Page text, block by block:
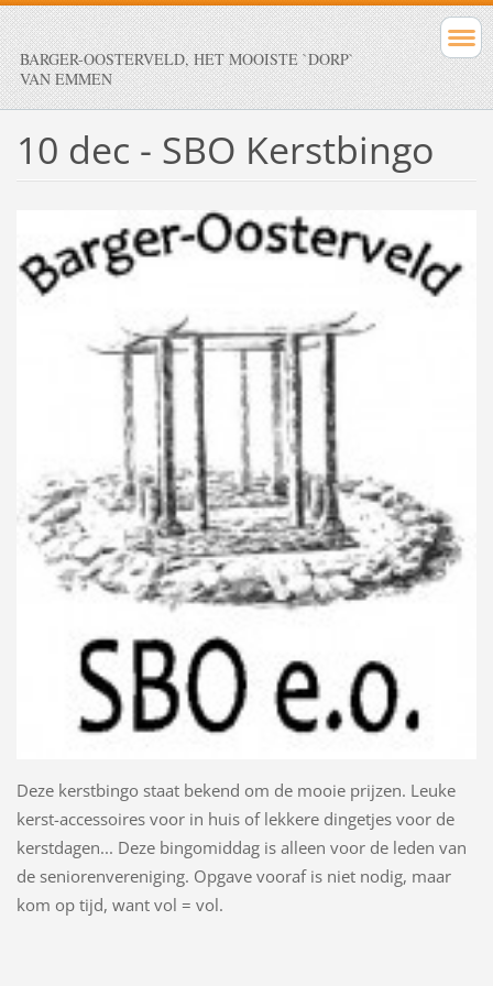
BARGER-OOSTERVELD, HET MOOISTE `DORP`
VAN EMMEN
10 dec - SBO Kerstbingo
Deze kerstbingo staat bekend om de mooie prijzen. Leuke
kerst-accessoires voor in huis of lekkere dingetjes voor de
kerstdagen... Deze bingomiddag is alleen voor de leden van
de seniorenvereniging. Opgave vooraf is niet nodig, maar
kom op tijd, want vol = vol.